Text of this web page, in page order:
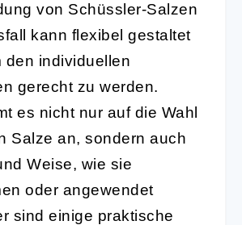
von Schüssler-Salzen
kann flexibel gestaltet
den individuellen
gerecht zu werden.
es nicht nur auf die Wahl
Salze an, sondern auch
Weise, wie sie
oder angewendet
sind einige praktische